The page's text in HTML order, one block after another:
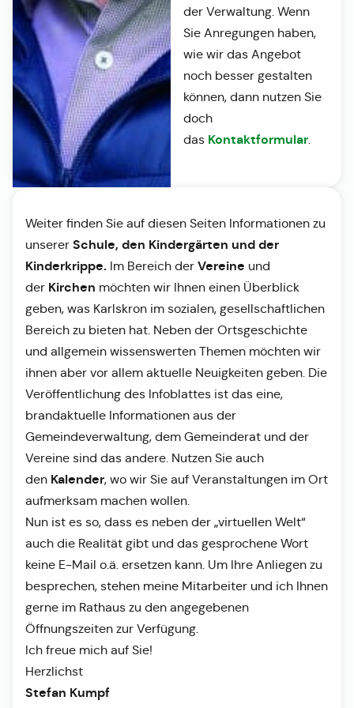
der Verwaltung. Wenn
Sie Anregungen haben,
wie wir das Angebot
noch besser gestalten
können, dann nutzen Sie
doch
das Kontaktformular.
Weiter finden Sie auf diesen Seiten Informationen zu
unserer Schule, den Kindergärten und der
Kinderkrippe. Im Bereich der Vereine und
der Kirchen möchten wir Ihnen einen Überblick
geben, was Karlskron im sozialen, gesellschaftlichen
Bereich zu bieten hat. Neben der Ortsgeschichte
und allgemein wissenswerten Themen möchten wir
ihnen aber vor allem aktuelle Neuigkeiten geben. Die
Veröffentlichung des Infoblattes ist das eine,
brandaktuelle Informationen aus der
Gemeindeverwaltung, dem Gemeinderat und der
Vereine sind das andere. Nutzen Sie auch
den Kalender, wo wir Sie auf Veranstaltungen im Ort
aufmerksam machen wollen.
Nun ist es so, dass es neben der „virtuellen Welt“
auch die Realität gibt und das gesprochene Wort
keine E-Mail o.ä. ersetzen kann. Um Ihre Anliegen zu
besprechen, stehen meine Mitarbeiter und ich Ihnen
gerne im Rathaus zu den angegebenen
Öffnungszeiten zur Verfügung.
Ich freue mich auf Sie!
Herzlichst
Stefan Kumpf